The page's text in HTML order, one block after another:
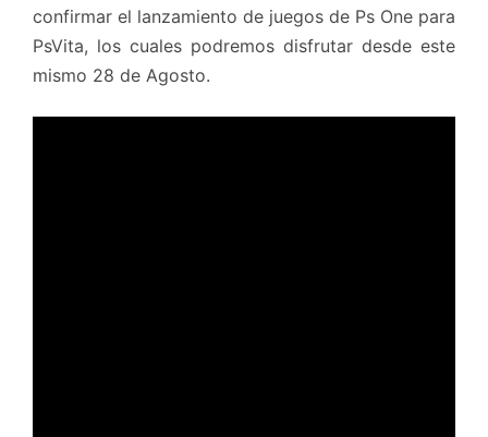
confirmar el lanzamiento de juegos de Ps One para
PsVita, los cuales podremos disfrutar desde este
mismo 28 de Agosto.